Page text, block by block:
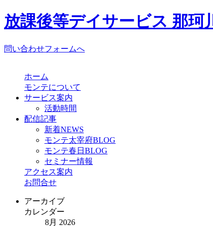
放課後等デイサービス 那珂
問い合わせフォームへ
ホーム
モンテについて
サービス案内
活動時間
配信記事
新着NEWS
モンテ太宰府BLOG
モンテ春日BLOG
セミナー情報
アクセス案内
お問合せ
アーカイブ
カレンダー
8月 2026